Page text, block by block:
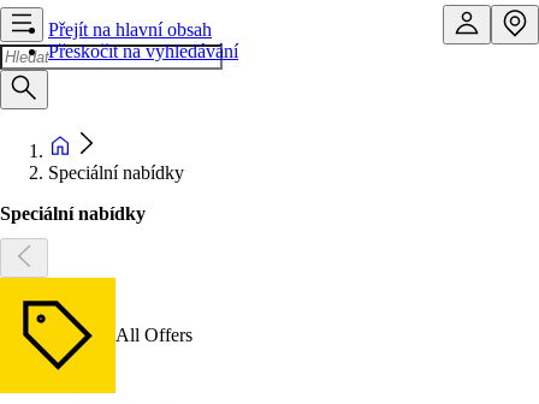
Přejít na hlavní obsah
Přeskočit na vyhledávání
Speciální nabídky
Speciální nabídky
All Offers